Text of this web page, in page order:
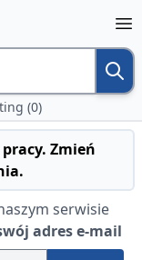
(0)
Zmień
serwisie
adres e-mail